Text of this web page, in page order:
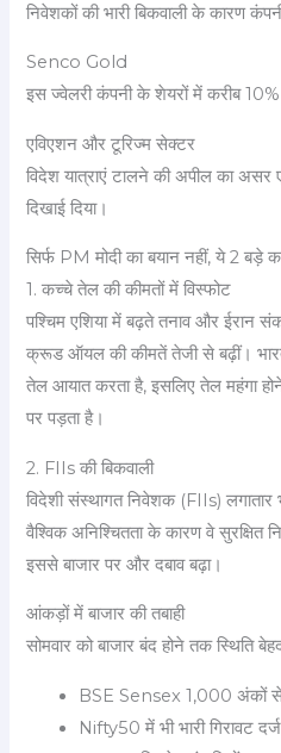
निवेशकों की भारी बिकवाली के कारण
Senco Gold
इस ज्वेलरी कंपनी के शेयरों में करीब 10%
एविएशन और टूरिज्म सेक्टर
विदेश यात्राएं टालने की अपील का
दिखाई दिया।
सिर्फ PM मोदी का बयान नहीं, ये 2
1. कच्चे तेल की कीमतों में विस्फोट
पश्चिम एशिया में बढ़ते तनाव और ईरान
क्रूड ऑयल की कीमतें तेजी से बढ़ीं।
तेल आयात करता है, इसलिए तेल महंगा
पर पड़ता है।
2. FIIs की बिकवाली
विदेशी संस्थागत निवेशक (FIIs) लगातार
वैश्विक अनिश्चितता के कारण वे सुरक्षित
इससे बाजार पर और दबाव बढ़ा।
आंकड़ों में बाजार की तबाही
सोमवार को बाजार बंद होने तक स्थिति
BSE Sensex 1,000 अंकों से
Nifty50 में भी भारी गिरावट